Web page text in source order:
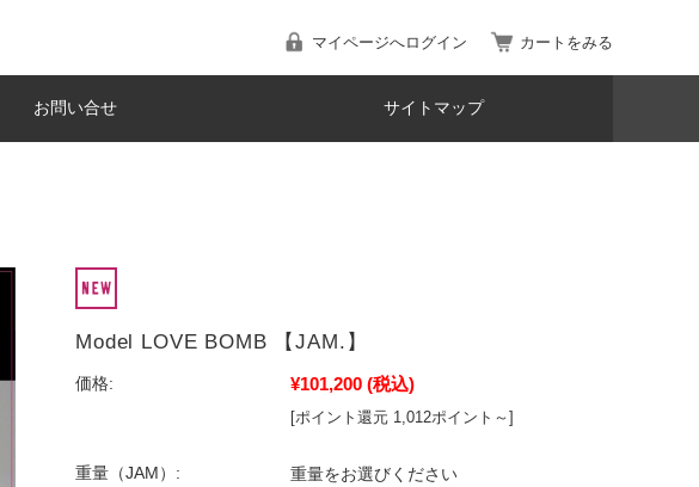
マイページへログイン カートをみる
お問い合せ サイトマップ
Model LOVE BOMB 【JAM.】
価格: ¥101,200 (税込)
[ポイント還元 1,012ポイント～]
重量（JAM）:
重量をお選びください